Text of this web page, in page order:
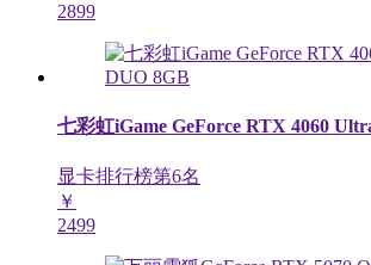
2899
七彩虹iGame GeForce RTX 4060
显卡排行榜第6名
￥
2499